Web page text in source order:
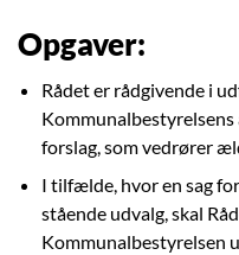
Opgaver:
Rådet er rådgivende i
forslag, som vedrører
I tilfælde, hvor en sag
stående udvalg, skal
Kommunalbestyrelsen